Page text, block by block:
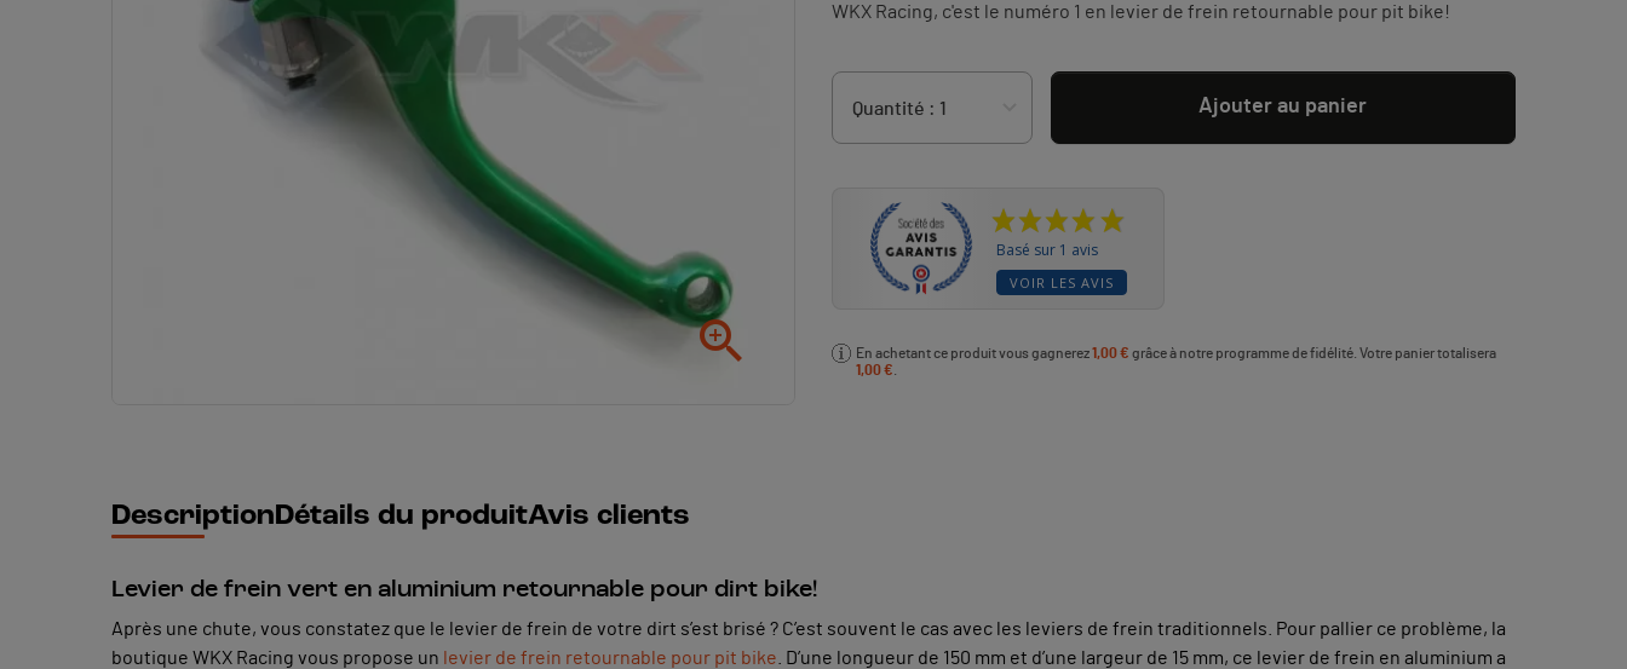

WKX Racing, c'est le numéro 1 en levier de frein retournable pour pit bike!
Ajouter au panier
Basé sur 1 avis
VOIR LES AVIS
En achetant ce produit vous gagnerez1,00 € grâce à notre programme de fidélité. Votre panier totalisera
1,00 €
DescriptionDétails du produitAvis clients
Levier de frein vert en aluminium retournable pour dirt bike!
Après une chute, vous constatez que le levier de frein de votre dirt s’est brisé ? C’est souvent le cas avec les leviers de frein traditionnels. Pour pallier ce problème, la
boutique WKX Racing vous propose un levier de frein retournable pour pit bike . D’une longueur de 150 mm et d’une largeur de 15 mm, ce levier de frein en aluminium a